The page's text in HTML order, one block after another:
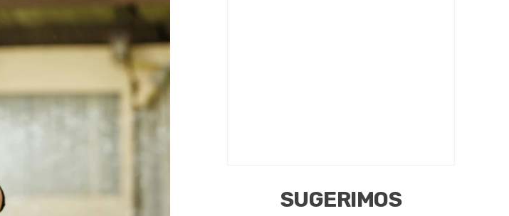
SUGERIMOS